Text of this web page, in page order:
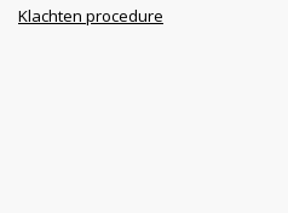
Klachten procedure